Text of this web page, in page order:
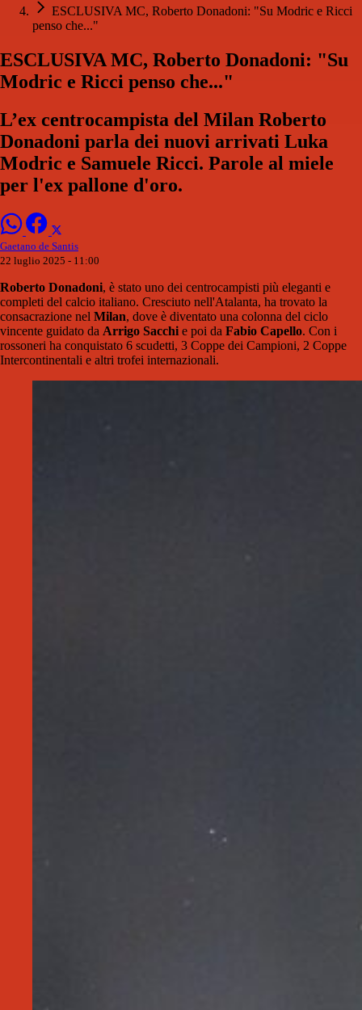
ESCLUSIVA MC, Roberto Donadoni: "Su Modric e Ricci
penso che..."
ESCLUSIVA MC, Roberto Donadoni: "Su
Modric e Ricci penso che..."
L’ex centrocampista del Milan Roberto
Donadoni parla dei nuovi arrivati Luka
Modric e Samuele Ricci. Parole al miele
per l'ex pallone d'oro.
Gaetano de Santis
22 luglio 2025 - 11:00
Roberto Donadoni, è stato uno dei centrocampisti più eleganti e
completi del calcio italiano. Cresciuto nell'Atalanta, ha trovato la
consacrazione nel Milan, dove è diventato una colonna del ciclo
vincente guidato da Arrigo Sacchi e poi da Fabio Capello. Con i
rossoneri ha conquistato 6 scudetti, 3 Coppe dei Campioni, 2 Coppe
Intercontinentali e altri trofei internazionali.